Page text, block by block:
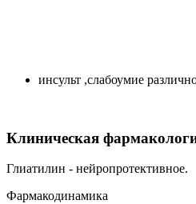
инсульт ,слабоумие
Клиническая
Глиатилин - нейропротективное.
Фармакодинамика